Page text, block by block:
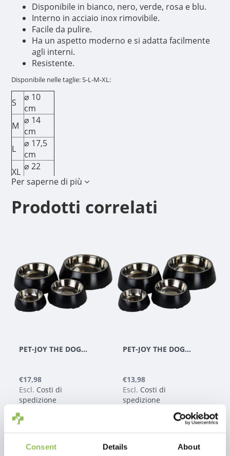
Consent Details About
Disponibile in bianco, nero, verde, rosa e blu.
Interno in acciaio inox rimovibile.
Facile da pulire.
Ha un aspetto moderno e si adatta facilmente
agli interni.
Resistente.
Disponibile nelle taglie: S-L-M-XL:
S
⌀ 10
cm
M ⌀ 14
cm
L
⌀ 17,5
cm
XL ⌀ 22
cm
Per saperne di più
Prodotti correlati
PET-JOY THE DOGGYBOWL METALLIC BLACK L
€17,98
Escl. Costi di
spedizione
PET-JOY THE DOGGYBOWL METALLIC BLACK M
€13,98
Escl. Costi di
spedizione